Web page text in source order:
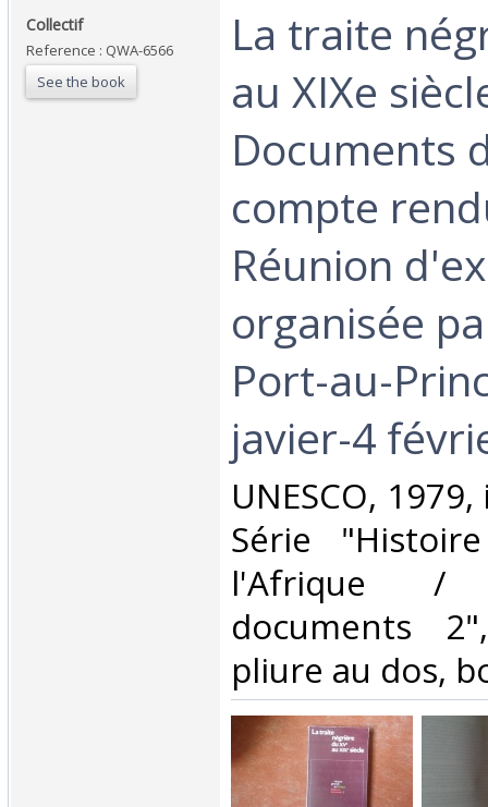
‎Collectif ‎
Reference : QWA-6566
See the book
‎La traite
au XIXe
Documents
compte
Réunion
organisée
Port-au-
javier-4
‎UNESCO,
Série
l'Afrique /
documents
pliure au dos,